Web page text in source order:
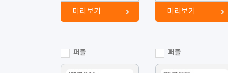
미리보기 미리보기
퍼즐 퍼즐